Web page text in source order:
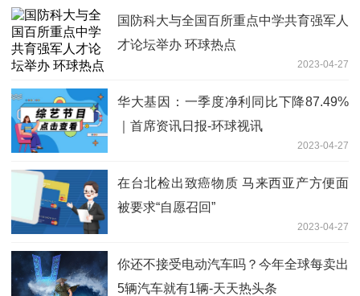
国防科大与全国百所重点中学共育强军人
才论坛举办 环球热点
2023-04-27
华大基因：一季度净利同比下降87.49%
｜首席资讯日报-环球视讯
2023-04-27
在台北检出致癌物质 马来西亚产方便面
被要求“自愿召回”
2023-04-27
你还不接受电动汽车吗？今年全球每卖出
5辆汽车就有1辆-天天热头条